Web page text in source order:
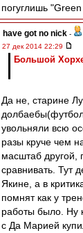
погуглишь
have got no nick -
27 дек 2014 22:29
Большой
Да не, старине
увольняли всю
разы круче чем
масштаб другой,
сравнивать. Тут
Якине, а в
помнят как у
работы было. Ну
с Да Марией